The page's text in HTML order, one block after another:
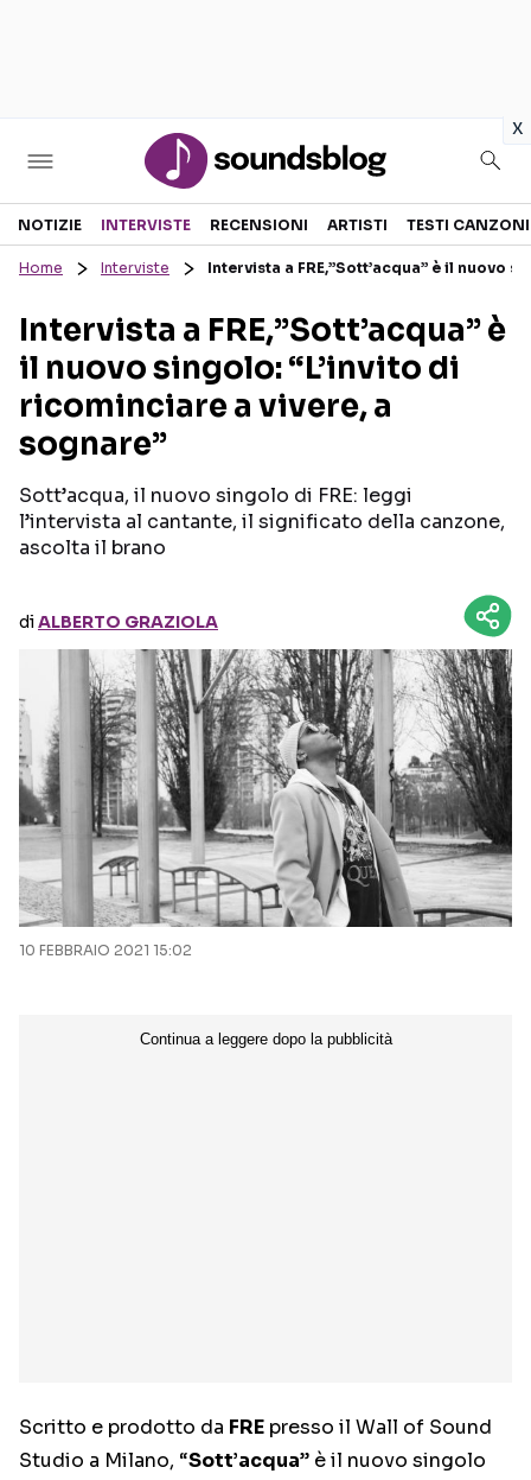
x
Sezioni
RECENSIONI MUSICALI
INTERVISTE
GOSSIP E CURIOSITÀ
TESTI CANZONI
TOUR ED EVENTI
TALENT SHOW
NOTIZIE INTERVISTE RECENSIONI ARTISTI TESTI CANZONI
Home Interviste Intervista a FRE,”Sott’acqua” è il nuovo
Intervista a FRE,”Sott’acqua” è
il nuovo singolo: “L’invito di
ricominciare a vivere, a
sognare”
Sott’acqua, il nuovo singolo di FRE: leggi
l’intervista al cantante, il significato della canzone,
ascolta il brano
diALBERTO GRAZIOLA
10 FEBBRAIO 2021 15:02
Scritto e prodotto da FRE presso il Wall of Sound
Studio a Milano, “Sott’acqua” è il nuovo singolo